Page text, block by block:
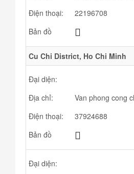
Điện thoại:
22196708
Bản đồ
Cu Chi District, Ho Chi Minh
Đại diện:
Địa chỉ:
Van phong cong
Điện thoại:
37924688
Bản đồ
Đại diện: